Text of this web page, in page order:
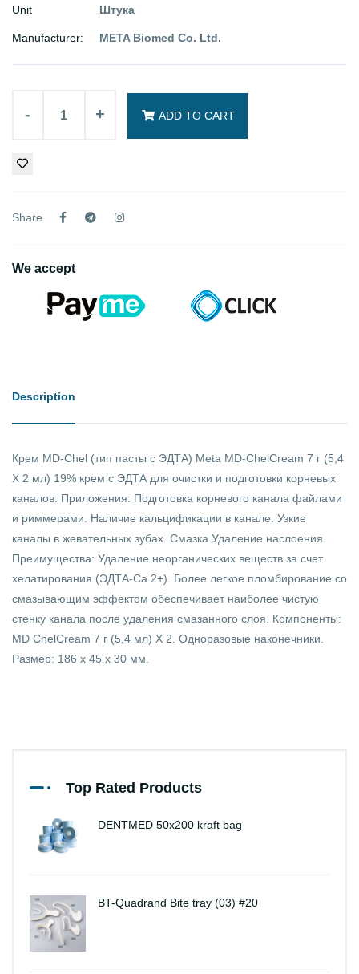
Unit Штука
Manufacturer: META Biomed Co. Ltd.
- + ADD TO CART
Share
We accept
Description
Крем MD-Chel (тип пасты с ЭДТА) Meta MD-ChelCream 7 г (5,4
X 2 мл) 19% крем с ЭДТА для очистки и подготовки корневых
каналов. Приложения: Подготовка корневого канала файлами
и риммерами. Наличие кальцификации в канале. Узкие
каналы в жевательных зубах. Смазка Удаление наслоения.
Преимущества: Удаление неорганических веществ за счет
хелатирования (ЭДТА-Ca 2+). Более легкое пломбирование со
смазывающим эффектом обеспечивает наиболее чистую
стенку канала после удаления смазанного слоя. Компоненты:
MD ChelCream 7 г (5,4 мл) X 2. Одноразовые наконечники.
Размер: 186 х 45 х 30 мм.
Top Rated Products
DENTMED 50x200 kraft bag
BT-Quadrand Bite tray (03) #20